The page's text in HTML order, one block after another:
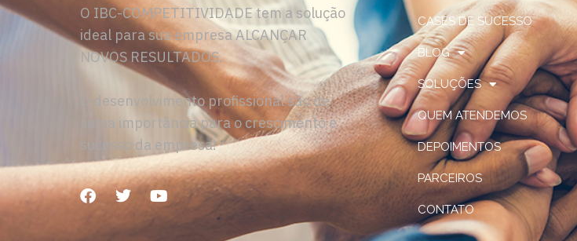
O IBC-COMPETITIVIDADE tem a solução
ideal para sua empresa ALCANÇAR
NOVOS RESULTADOS.
O desenvolvimento profissional são de
suma importância para o crescimento e
sucesso da empresa!
CASES DE SUCESSO
BLOG
SOLUÇÕES
QUEM ATENDEMOS
DEPOIMENTOS
PARCEIROS
CONTATO